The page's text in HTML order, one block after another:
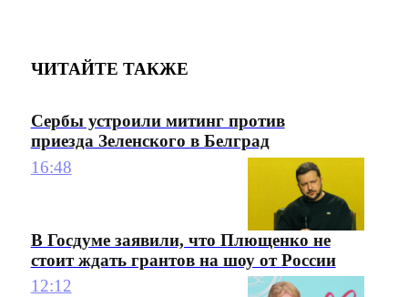
ЧИТАЙТЕ ТАКЖЕ
Сербы устроили митинг против
приезда Зеленского в Белград
16:48
В Госдуме заявили, что Плющенко не
стоит ждать грантов на шоу от России
12:12